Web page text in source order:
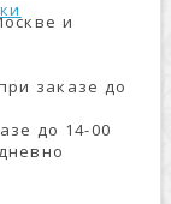
и
заказе до
до 14-00